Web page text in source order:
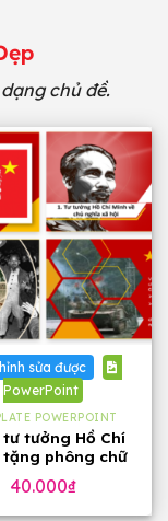
chủ đề.
sửa được
PowerPoint
POWERPOINT
tư tưởng Hồ Chí
tặng phông chữ
40.000₫